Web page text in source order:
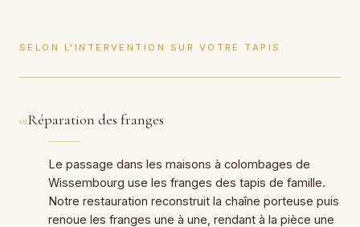
SELON L'INTERVENTION SUR VOTRE TAPIS
01Réparation des franges
Le passage dans les maisons à colombages de
Wissembourg use les franges des tapis de famille.
Notre restauration reconstruit la chaîne porteuse puis
renoue les franges une à une, rendant à la pièce une